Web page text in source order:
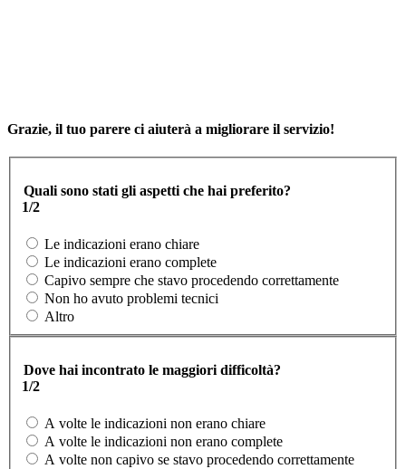
Grazie, il tuo parere ci aiuterà a migliorare il servizio!
Quali sono stati gli aspetti che hai preferito?
1/2
Le indicazioni erano chiare
Le indicazioni erano complete
Capivo sempre che stavo procedendo correttamente
Non ho avuto problemi tecnici
Altro
Dove hai incontrato le maggiori difficoltà?
1/2
A volte le indicazioni non erano chiare
A volte le indicazioni non erano complete
A volte non capivo se stavo procedendo correttamente